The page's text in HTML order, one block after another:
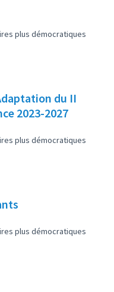
plus démocratiques
du II
2023-2027
plus démocratiques
plus démocratiques